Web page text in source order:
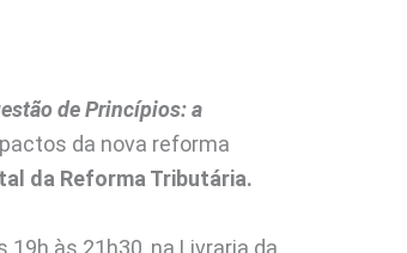
de Princípios: a
da nova reforma
da Reforma Tributária.
às 21h30, na Livraria da